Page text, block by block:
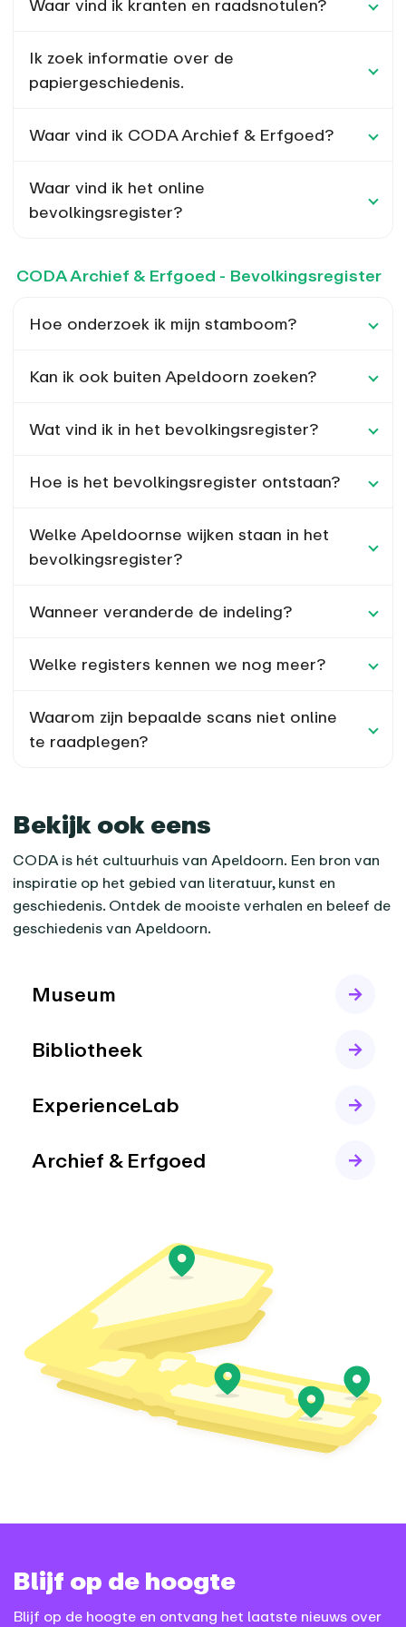
Waar vind ik kranten en raadsnotulen?
Ik zoek informatie over de
papiergeschiedenis.
Waar vind ik CODA Archief & Erfgoed?
Waar vind ik het online
bevolkingsregister?
CODA Archief & Erfgoed - Bevolkingsregister
Hoe onderzoek ik mijn stamboom?
Kan ik ook buiten Apeldoorn zoeken?
Wat vind ik in het bevolkingsregister?
Hoe is het bevolkingsregister ontstaan?
Welke Apeldoornse wijken staan in het
bevolkingsregister?
Wanneer veranderde de indeling?
Welke registers kennen we nog meer?
Waarom zijn bepaalde scans niet online
te raadplegen?
Bekijk ook eens
CODA is hét cultuurhuis van Apeldoorn. Een bron van
inspiratie op het gebied van literatuur, kunst en
geschiedenis. Ontdek de mooiste verhalen en beleef de
geschiedenis van Apeldoorn.
Museum
Bibliotheek
ExperienceLab
Archief & Erfgoed
Blijf op de hoogte
Blijf op de hoogte en ontvang het laatste nieuws over